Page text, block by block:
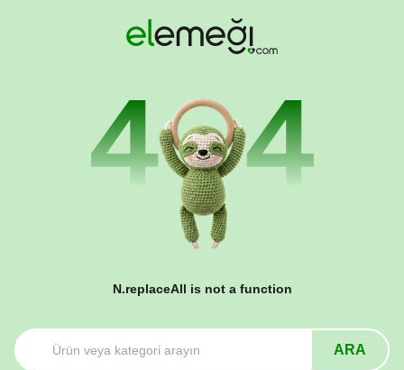
N.replaceAll is not a function
ARA